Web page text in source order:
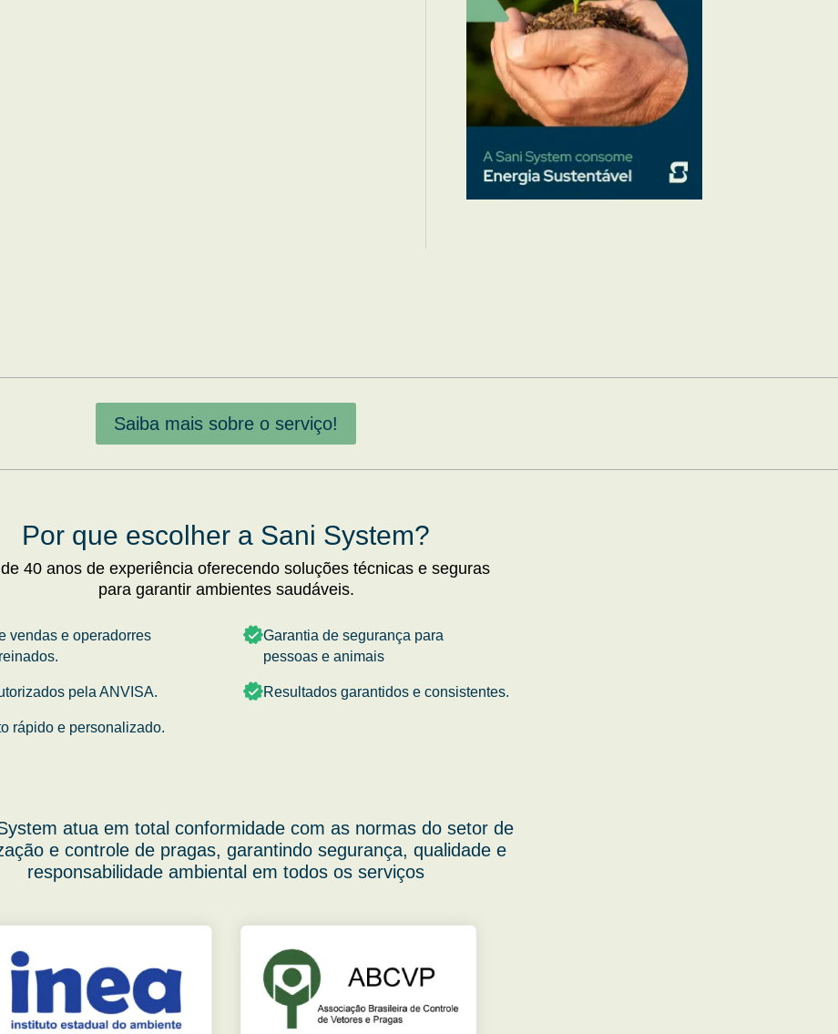
Saiba mais sobre o serviço!
Por que escolher a Sani System?
40 anos de experiência oferecendo soluções técnicas e seguras
para garantir ambientes saudáveis.
vendas e operadorres
pela ANVISA.
rápido e personalizado.
Garantia de segurança para
pessoas e animais
Resultados garantidos e consistentes.
atua em total conformidade com as normas do setor de
e controle de pragas, garantindo segurança, qualidade e
responsabilidade ambiental em todos os serviços